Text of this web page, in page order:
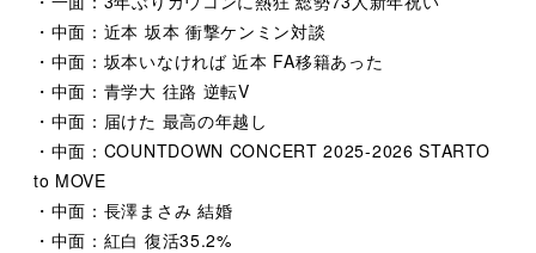
・中面：近本 坂本 衝撃ケンミン対談
・中面：坂本いなければ 近本 FA移籍あった
・中面：青学大 往路 逆転V
・中面：届けた 最高の年越し
・中面：COUNTDOWN CONCERT 2025-2026 STARTO
to MOVE
・中面：長澤まさみ 結婚
・中面：紅白 復活35.2%